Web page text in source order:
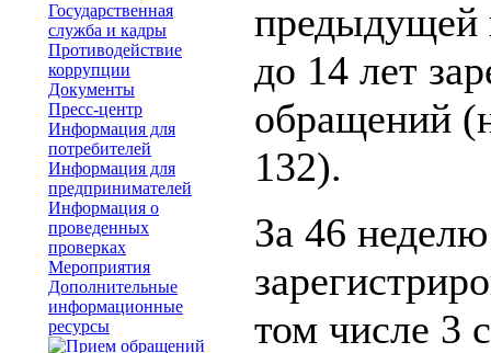
Государственная
служба и кадры
Противодействие
коррупции
Документы
Пресс-центр
Информация для
потребителей
Информация для
предпринимателей
Информация о
проведенных
проверках
Мероприятия
Дополнительные
информационные
ресурсы
предыдущей
до 14 лет
обращений
132).
За 46
том числе 3